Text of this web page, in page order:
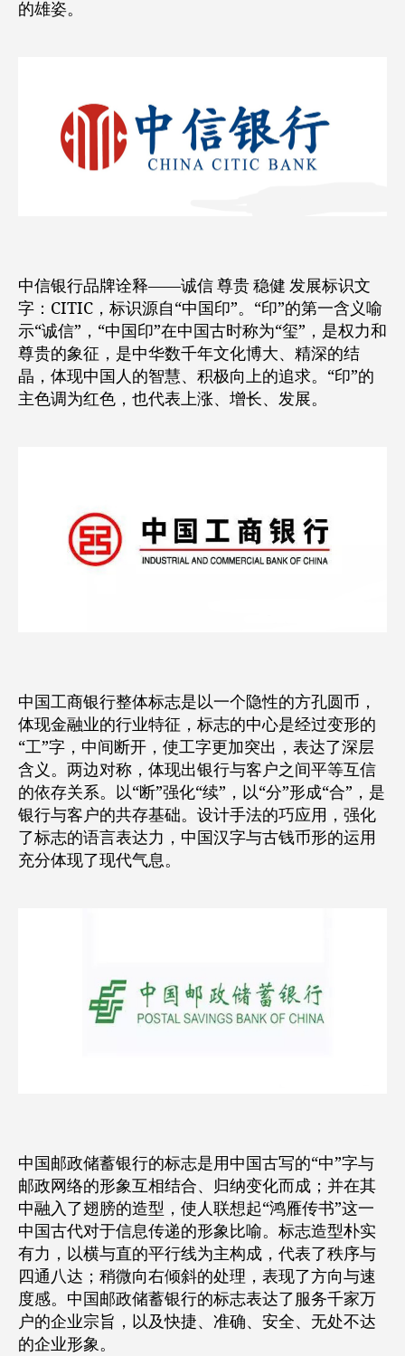
的雄姿。
中信银行品牌诠释——诚信 尊贵 稳健 发展标识文
字：CITIC，标识源自“中国印”。“印”的第一含义喻
示“诚信”，“中国印”在中国古时称为“玺”，是权力和
尊贵的象征，是中华数千年文化博大、精深的结
晶，体现中国人的智慧、积极向上的追求。“印”的
主色调为红色，也代表上涨、增长、发展。
中国工商银行整体标志是以一个隐性的方孔圆币，
体现金融业的行业特征，标志的中心是经过变形的
“工”字，中间断开，使工字更加突出，表达了深层
含义。两边对称，体现出银行与客户之间平等互信
的依存关系。以“断”强化“续”，以“分”形成“合”，是
银行与客户的共存基础。设计手法的巧应用，强化
了标志的语言表达力，中国汉字与古钱币形的运用
充分体现了现代气息。
中国邮政储蓄银行的标志是用中国古写的“中”字与
邮政网络的形象互相结合、归纳变化而成；并在其
中融入了翅膀的造型，使人联想起“鸿雁传书”这一
中国古代对于信息传递的形象比喻。标志造型朴实
有力，以横与直的平行线为主构成，代表了秩序与
四通八达；稍微向右倾斜的处理，表现了方向与速
度感。中国邮政储蓄银行的标志表达了服务千家万
户的企业宗旨，以及快捷、准确、安全、无处不达
的企业形象。